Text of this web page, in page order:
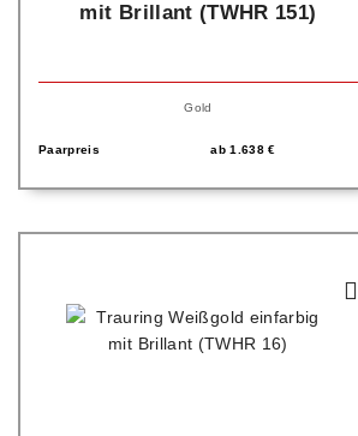
mit Brillant (TWHR 151)
Gold
Paarpreis ab1.638€